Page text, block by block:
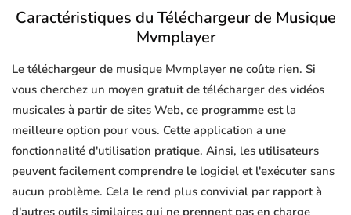
Caractéristiques du Téléchargeur de Musique
Mvmplayer
Le téléchargeur de musique Mvmplayer ne coûte rien. Si
vous cherchez un moyen gratuit de télécharger des vidéos
musicales à partir de sites Web, ce programme est la
meilleure option pour vous. Cette application a une
fonctionnalité d'utilisation pratique. Ainsi, les utilisateurs
peuvent facilement comprendre le logiciel et l'exécuter sans
aucun problème. Cela le rend plus convivial par rapport à